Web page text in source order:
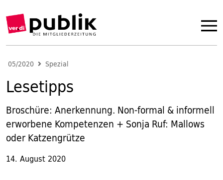
05/2020 Spezial
Lesetipps
Broschüre: Anerkennung. Non-formal & informell
erworbene Kompetenzen + Sonja Ruf: Mallows
oder Katzengrütze
14. August 2020